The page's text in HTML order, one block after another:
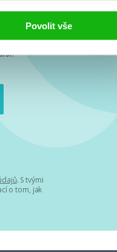
Povolit vše
co se
. S tvými
o tom, jak